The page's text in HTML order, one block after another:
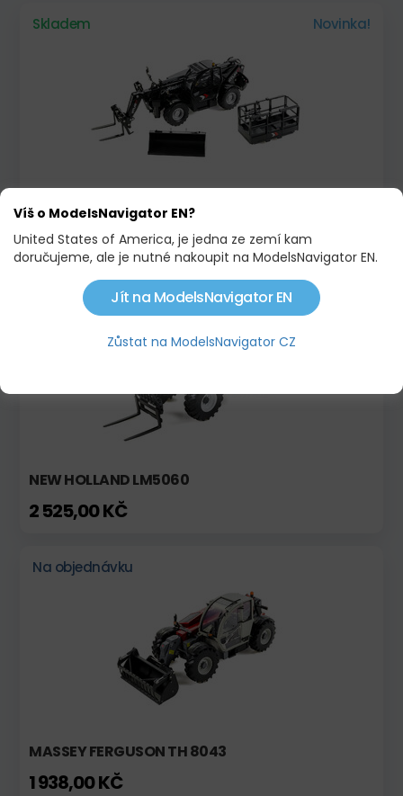
Skladem Novinka!
HAULOTTE HTL 4017
1 403,00 KČ
Skladem
NEW HOLLAND LM5060
2 525,00 KČ
Na objednávku
MASSEY FERGUSON TH 8043
1 938,00 KČ
Víš o ModelsNavigator EN?
United States of America, je jedna ze zemí kam
doručujeme, ale je nutné nakoupit na ModelsNavigator EN.
Jít na ModelsNavigator EN
Zůstat na ModelsNavigator CZ